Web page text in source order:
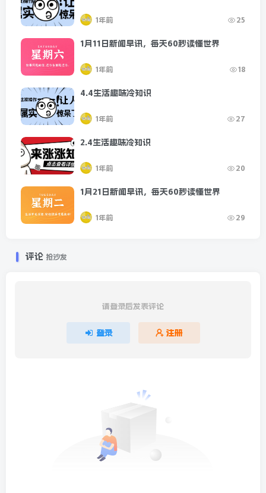
1年前 25
1月11日新闻早讯，每天60秒读懂世界
1年前 18
4.4生活趣味冷知识
1年前 27
2.4生活趣味冷知识
1年前 20
1月21日新闻早讯，每天60秒读懂世界
1年前 29
评论 抢沙发
请登录后发表评论
登录 注册